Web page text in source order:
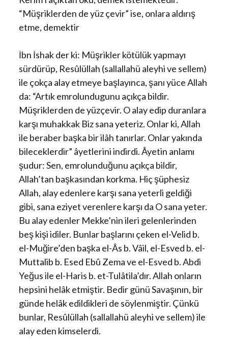
“Müşriklerden de yüz çevir” ise, onlara aldırış
etme, demektir
İbn İshak der ki: Müşrikler kötülük yapmayı
sürdürüp, Resûlüllah (sallallahü aleyhi ve sellem)
ile çokça alay etmeye başlayınca, şanı yüce Allah
da: “Artık emrolundugunu açıkça bildir.
Müşriklerden de yüzçevir. O alay edip duranlara
karşı muhakkak Biz sana yeteriz. Onlar ki, Allah
ile beraber başka bir ilâh tanırlar. Onlar yakında
bileceklerdir” âyetlerini indirdi. Âyetin anlamı
şudur: Sen, emrolunduğunu açıkça bildir,
Allah’tan başkasından korkma. Hiç şüphesiz
Allah, alay edenlere karşı sana yeterli geldiği
gibi, sana eziyet verenlere karşı da O sana yeter.
Bu alay edenler Mekke’nin ileri gelenlerinden
beş kişi idiler. Bunlar başlarını çeken el-Velid b.
el-Muğire’den başka el-Âs b. Vâil, el-Esved b. el-
Muttalib b. Esed Ebû Zema ve el-Esved b. Abdi
Yeğus ile el-Haris b. et-Tulâtila’dır. Allah onların
hepsini helâk etmiştir. Bedir günü Savaşının, bir
günde helâk edildikleri de söylenmiştir. Çünkü
bunlar, Resûlüllah (sallallahü aleyhi ve sellem) ile
alay eden kimselerdi.